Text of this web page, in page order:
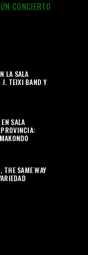
CONCIERTO
LA SALA
J. TEIXI BAND Y
SALA
THE SAME WAY